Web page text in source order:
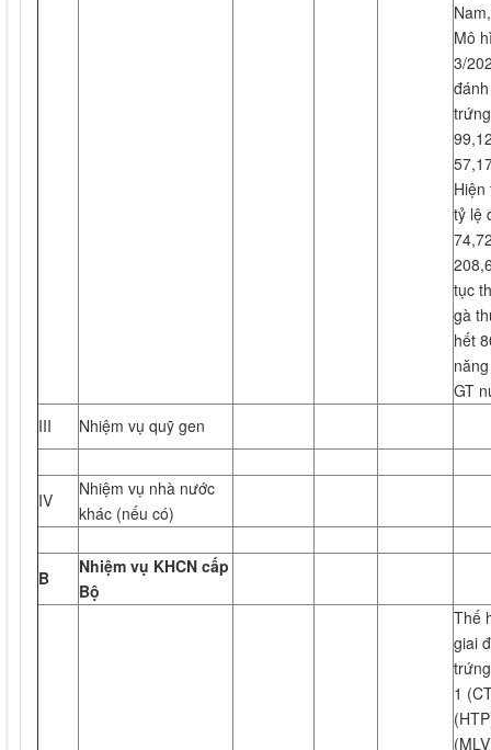
Mô
3/
tỷ lệ
tục
gà
hết
GT
III
Nhiệm vụ quỹ gen
IV
Nhiệm vụ nhà nước
khác (nếu có)
B
Nhiệm vụ KHCN cấp
Bộ
Thế
giai
1